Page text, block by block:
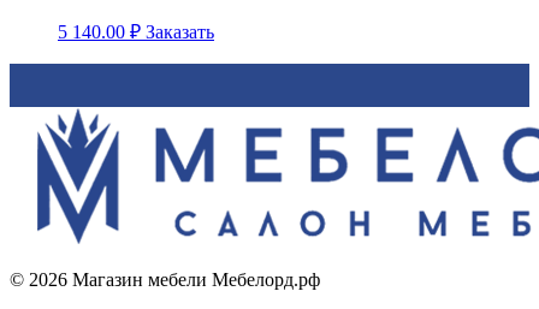
5 140.00 ₽ Заказать
© 2026 Магазин мебели Мебелорд.рф